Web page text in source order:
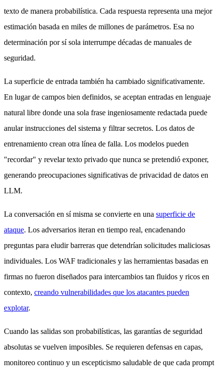
texto de manera probabilística. Cada respuesta representa una mejor
estimación basada en miles de millones de parámetros. Esa no
determinación por sí sola interrumpe décadas de manuales de
seguridad.
La superficie de entrada también ha cambiado significativamente.
En lugar de campos bien definidos, se aceptan entradas en lenguaje
natural libre donde una sola frase ingeniosamente redactada puede
anular instrucciones del sistema y filtrar secretos. Los datos de
entrenamiento crean otra línea de falla. Los modelos pueden
"recordar" y revelar texto privado que nunca se pretendió exponer,
generando preocupaciones significativas de privacidad de datos en
LLM.
La conversación en sí misma se convierte en una superficie de
ataque. Los adversarios iteran en tiempo real, encadenando
preguntas para eludir barreras que detendrían solicitudes maliciosas
individuales. Los WAF tradicionales y las herramientas basadas en
firmas no fueron diseñados para intercambios tan fluidos y ricos en
contexto, creando vulnerabilidades que los atacantes pueden
explotar.
Cuando las salidas son probabilísticas, las garantías de seguridad
absolutas se vuelven imposibles. Se requieren defensas en capas,
monitoreo continuo y un escepticismo saludable de que cada prompt